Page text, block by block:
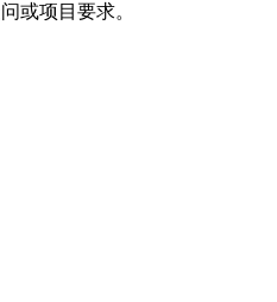
或项目要求。